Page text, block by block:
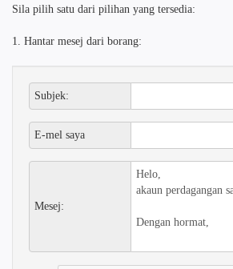
Sila pilih satu dari pilihan yang tersedia:
1. Hantar mesej dari borang:
Subjek:
E-mel saya
Mesej: